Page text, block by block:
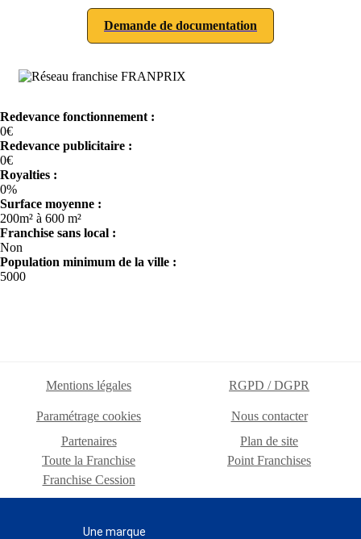
Demande de documentation
Redevance fonctionnement :
0€
Redevance publicitaire :
0€
Royalties :
0%
Surface moyenne :
200m² à 600 m²
Franchise sans local :
Non
Population minimum de la ville :
5000
Mentions légales RGPD / DGPR
Paramétrage cookies
Nous contacter
Partenaires
Plan de site
Toute la Franchise
Point Franchises
Franchise Cession
Une marque